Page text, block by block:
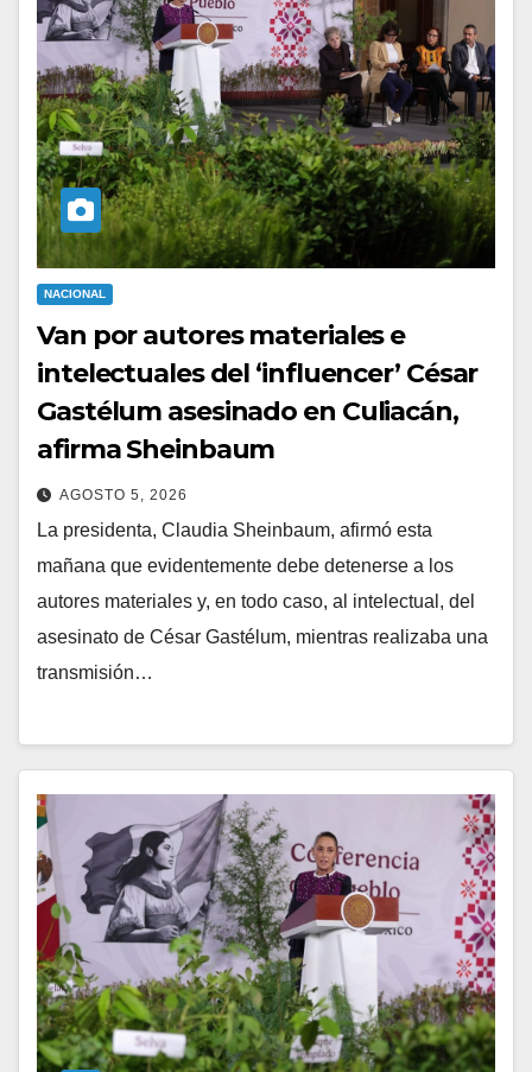
NACIONAL
Van por autores materiales e
intelectuales del ‘influencer’ César
Gastélum asesinado en Culiacán,
afirma Sheinbaum
AGOSTO 5, 2026
La presidenta, Claudia Sheinbaum, afirmó esta
mañana que evidentemente debe detenerse a los
autores materiales y, en todo caso, al intelectual, del
asesinato de César Gastélum, mientras realizaba una
transmisión…